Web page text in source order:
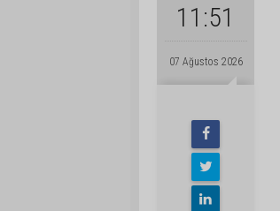
11:51
07 Ağustos 2026